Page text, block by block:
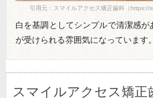
引用元：スマイルアクセス矯正歯科（https://
白を基調としてシンプルで清潔感
が受けられる雰囲気になっています。
スマイルアクセス矯正